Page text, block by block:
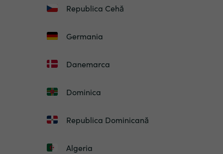
Republica Cehă
Germania
Danemarca
Dominica
Republica Dominicană
Algeria